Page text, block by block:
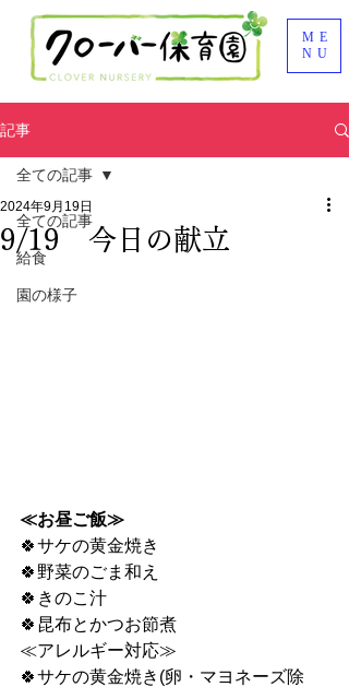
ME
NU
記事
全ての記事
給食
園の様子
全ての記事
9/19 今日の献立
2024年9月19日
≪お昼ご飯≫
🍀サケの黄金焼き
🍀野菜のごま和え
🍀きのこ汁
🍀昆布とかつお節煮
≪アレルギー対応≫
🍀サケの黄金焼き(卵・マヨネーズ除